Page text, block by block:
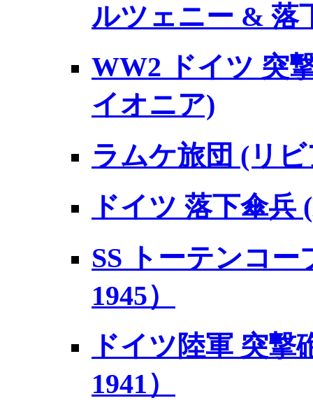
ルツェニー & 落
WW2 ドイツ 突
イオニア)
ラムケ旅団 (リビ
ドイツ 落下傘兵
SS トーテンコ
1945）
ドイツ陸軍 突
1941）